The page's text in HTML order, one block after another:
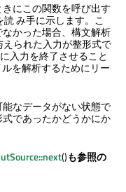
にこの関数を呼び出す
み手に示します。こ
かった場合、構文解析
られた入力が整形式で
入力を終了させること
を解析するためにリー
なデータがない状態で
であったかどうかにか
()も参照の